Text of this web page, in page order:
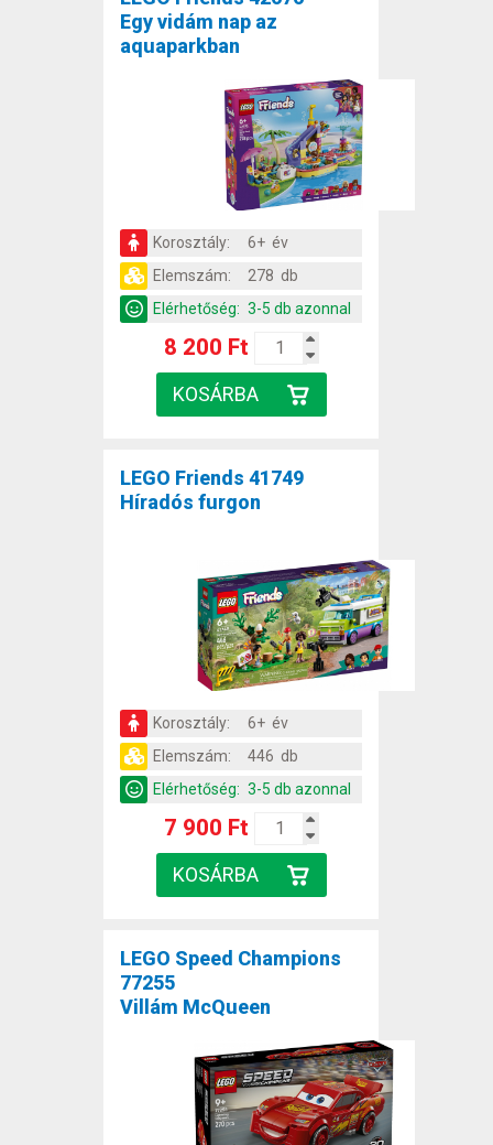
Egy vidám nap az
aquaparkban
Korosztály:
6+ év
Elemszám:
278 db
Elérhetőség: 3-5 db azonnal
8 200 Ft
LEGO Friends 41749
Híradós furgon
Korosztály:
6+ év
Elemszám:
446 db
Elérhetőség: 3-5 db azonnal
7 900 Ft
LEGO Speed Champions
77255
Villám McQueen